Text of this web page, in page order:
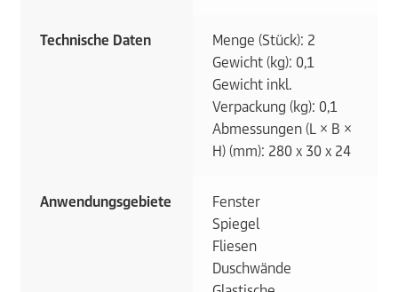
Technische Daten
Menge (Stück): 2
Gewicht (kg): 0,1
Gewicht inkl.
Verpackung (kg): 0,1
Abmessungen (L × B ×
H) (mm): 280 x 30 x 24
Anwendungsgebiete
Fenster
Spiegel
Fliesen
Duschwände